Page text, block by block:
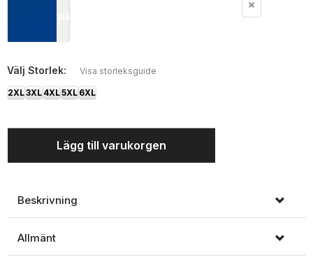
Blå
Välj Storlek: Visa storleksguide
2XL3XL 4XL5XL 6XL
Lägg till varukorgen
Beskrivning
Allmänt